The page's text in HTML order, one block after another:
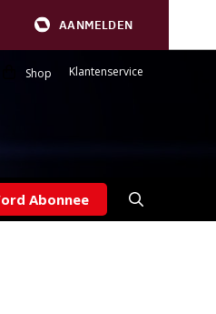
AANMELDEN
Shop Klantenservice
Abonnee